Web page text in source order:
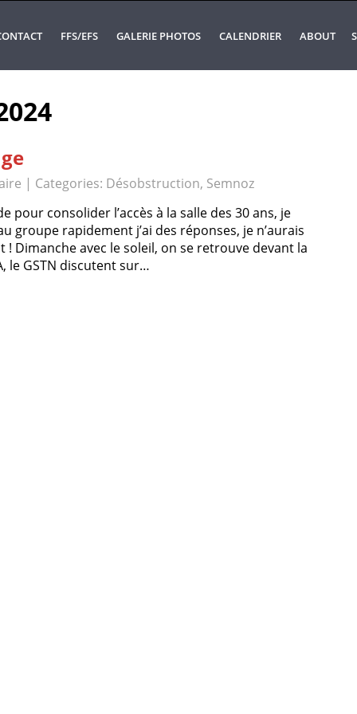
FFS/EFS GALERIE PHOTOS CALENDRIER ABOUT
| Categories: Désobstruction, Semnoz
pour consolider l’accès à la salle des 30 ans, je
groupe rapidement j’ai des réponses, je n’aurais
Dimanche avec le soleil, on se retrouve devant la
le GSTN discutent sur…